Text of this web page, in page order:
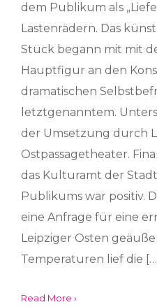
dem Publikum als
Lastenrädern. Das
Stück begann mit mit
Hauptfigur an den
dramatischen
letztgenanntem.
der Umsetzung durch
Ostpassagetheater.
das Kulturamt der
Publikums war positiv.
eine Anfrage für eine
Leipziger Osten
Temperaturen lief die
Read More ›